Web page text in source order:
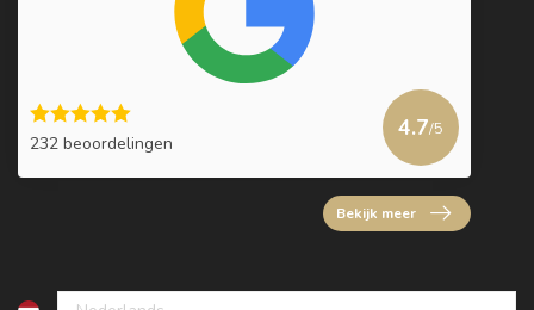
232 beoordelingen
4.7/5
Bekijk meer